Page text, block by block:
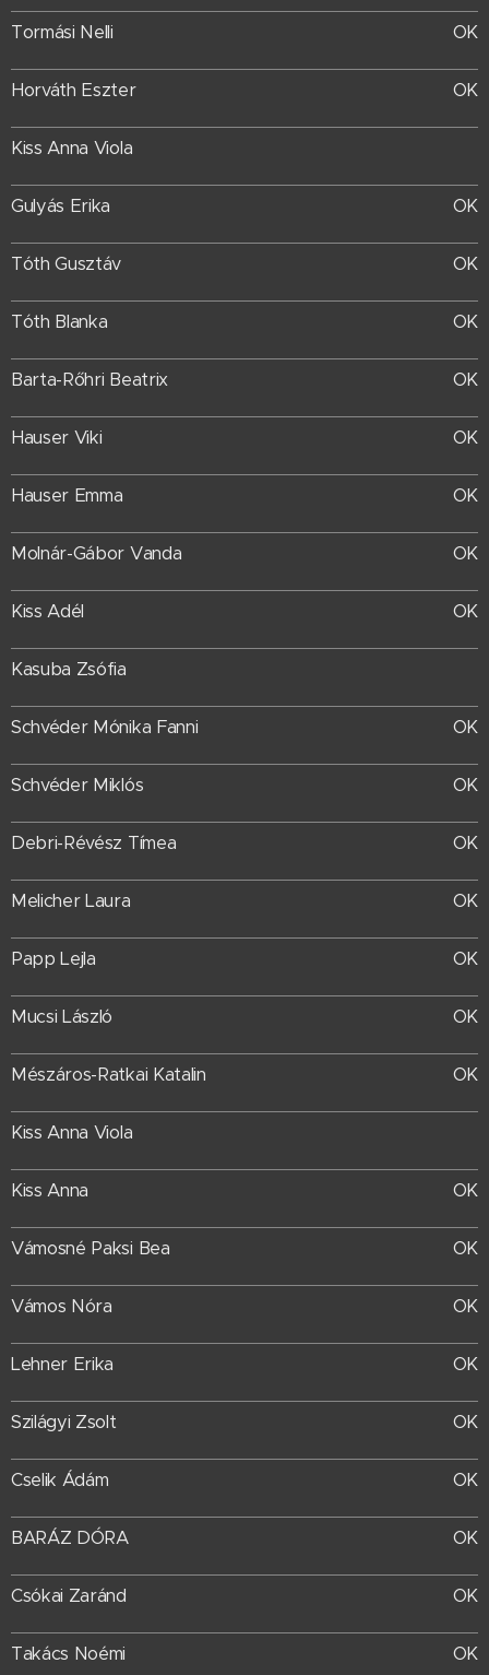
Tormási Nelli OK
Horváth Eszter OK
Kiss Anna Viola
Gulyás Erika OK
Tóth Gusztáv OK
Tóth Blanka OK
Barta-Rőhri Beatrix OK
Hauser Viki OK
Hauser Emma OK
Molnár-Gábor Vanda OK
Kiss Adél OK
Kasuba Zsófia
Schvéder Mónika Fanni OK
Schvéder Miklós OK
Debri-Révész Tímea OK
Melicher Laura OK
Papp Lejla OK
Mucsi László OK
Mészáros-Ratkai Katalin OK
Kiss Anna Viola
Kiss Anna OK
Vámosné Paksi Bea OK
Vámos Nóra OK
Lehner Erika OK
Szilágyi Zsolt OK
Cselik Ádám OK
BARÁZ DÓRA OK
Csókai Zaránd OK
Takács Noémi OK